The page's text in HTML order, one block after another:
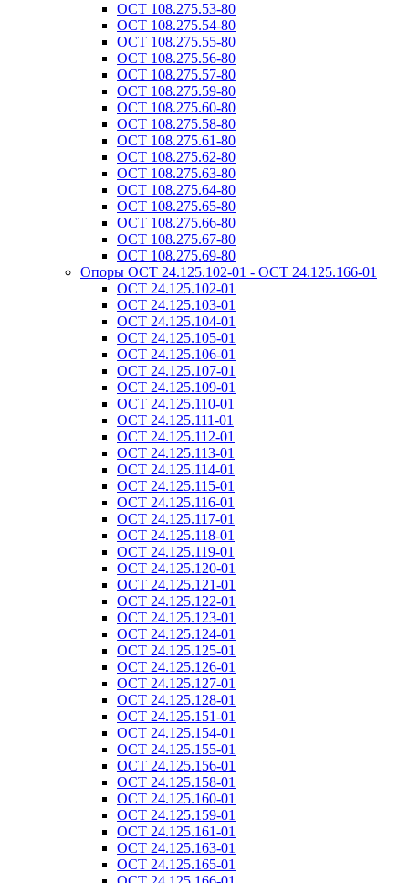
ОСТ 108.275.53-80
ОСТ 108.275.54-80
ОСТ 108.275.55-80
ОСТ 108.275.56-80
ОСТ 108.275.57-80
ОСТ 108.275.59-80
ОСТ 108.275.60-80
ОСТ 108.275.58-80
ОСТ 108.275.61-80
ОСТ 108.275.62-80
ОСТ 108.275.63-80
ОСТ 108.275.64-80
ОСТ 108.275.65-80
ОСТ 108.275.66-80
ОСТ 108.275.67-80
ОСТ 108.275.69-80
Опоры ОСТ 24.125.102-01 - ОСТ 24.125.166-01
ОСТ 24.125.102-01
ОСТ 24.125.103-01
ОСТ 24.125.104-01
ОСТ 24.125.105-01
ОСТ 24.125.106-01
ОСТ 24.125.107-01
ОСТ 24.125.109-01
ОСТ 24.125.110-01
ОСТ 24.125.111-01
ОСТ 24.125.112-01
ОСТ 24.125.113-01
ОСТ 24.125.114-01
ОСТ 24.125.115-01
ОСТ 24.125.116-01
ОСТ 24.125.117-01
ОСТ 24.125.118-01
ОСТ 24.125.119-01
ОСТ 24.125.120-01
ОСТ 24.125.121-01
ОСТ 24.125.122-01
ОСТ 24.125.123-01
ОСТ 24.125.124-01
ОСТ 24.125.125-01
ОСТ 24.125.126-01
ОСТ 24.125.127-01
ОСТ 24.125.128-01
ОСТ 24.125.151-01
ОСТ 24.125.154-01
ОСТ 24.125.155-01
ОСТ 24.125.156-01
ОСТ 24.125.158-01
ОСТ 24.125.160-01
ОСТ 24.125.159-01
ОСТ 24.125.161-01
ОСТ 24.125.163-01
ОСТ 24.125.165-01